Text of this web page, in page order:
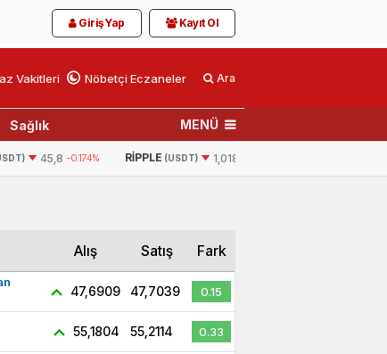
Giriş Yap Kayıt Ol
Vakitleri Nöbetçi Eczaneler Ara
Sağlık MENÜ
45,8 -0.174% RIPPLE (USDT) 1,0182
Alış Satış Fark
47,6909 47,7039 0.15
55,1804 55,2114 0.33